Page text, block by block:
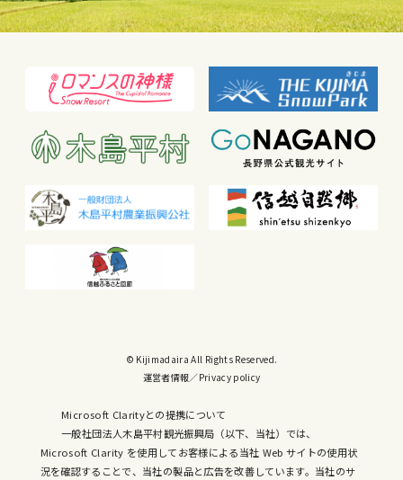
© Kijimadaira All Rights Reserved.
運営者情報／Privacy policy
Microsoft Clarityとの提携について
一般社団法人木島平村観光振興局（以下、当社）では、
Microsoft Clarity を使用してお客様による当社 Web サイトの使用状
況を確認することで、当社の製品と広告を改善しています。当社のサ